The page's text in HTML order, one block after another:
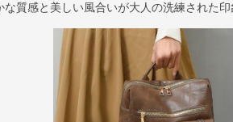
な質感と美しい風合いが大人の洗練された印